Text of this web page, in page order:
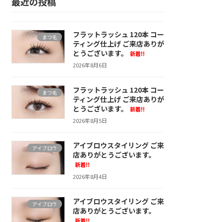
まつ毛
フラットラッシュ 120本 コー
ティング仕上げ ご来店ありが
とうございます。
新着!!
2026年8月6日
まつ毛
フラットラッシュ 120本 コー
ティング仕上げ ご来店ありが
とうございます。
新着!!
2026年8月5日
アイブロウ
アイブロウスタイリング ご来
店ありがとうございます。
新着!!
2026年8月4日
アイブロウ
アイブロウスタイリング ご来
店ありがとうございます。